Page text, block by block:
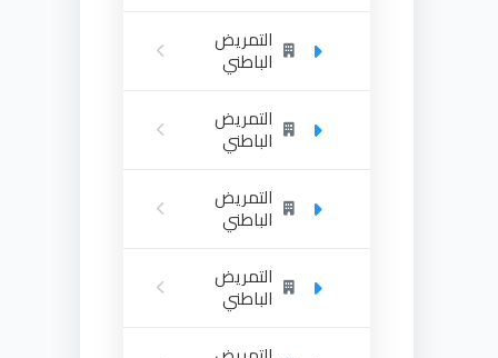
التمريض
الباطني
التمريض
الباطني
التمريض
الباطني
التمريض
الباطني